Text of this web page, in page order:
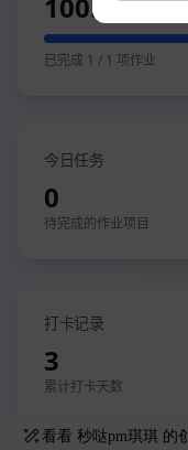
看看 秒哒pm琪琪 的